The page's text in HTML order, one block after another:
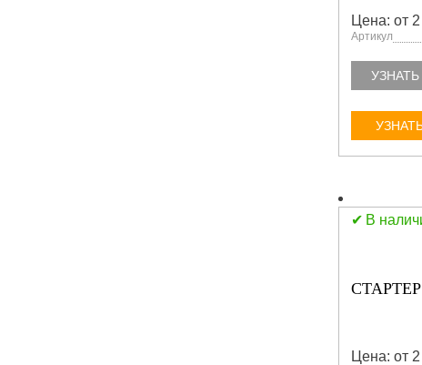
Цена: от
Артикул
В
СТАРТЕР
Цена: от